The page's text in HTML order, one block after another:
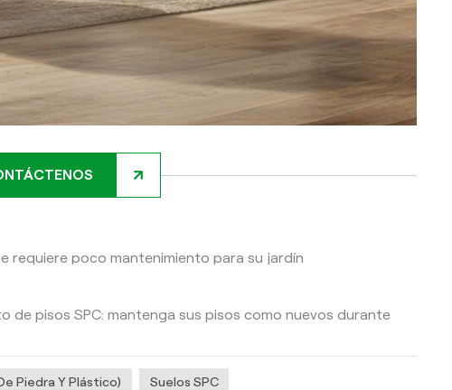
requiere poco mantenimiento para su jardín
de pisos SPC: mantenga sus pisos como nuevos durante
Piedra Y Plástico) Suelos SPC